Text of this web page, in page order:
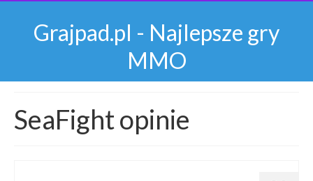
Grajpad.pl - Najlepsze gry
MMO
SeaFight opinie